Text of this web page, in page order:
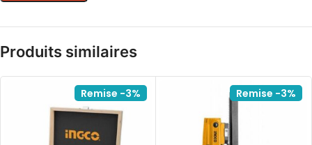
Produits similaires
Remise -3% Remise -3%